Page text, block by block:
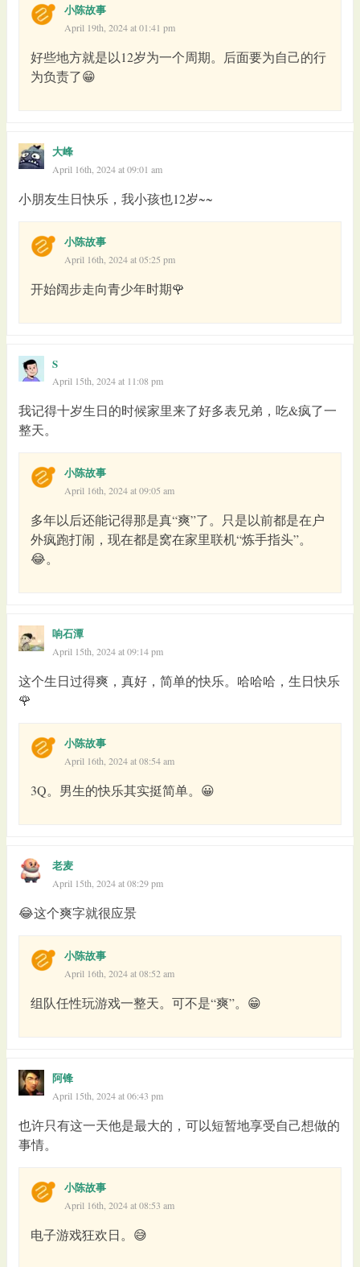
小陈故事
April 19th, 2024 at 01:41 pm
好些地方就是以12岁为一个周期。后面要为自己的行
为负责了😁
大峰
April 16th, 2024 at 09:01 am
小朋友生日快乐，我小孩也12岁~~
小陈故事
April 16th, 2024 at 05:25 pm
开始阔步走向青少年时期🌹
S
April 15th, 2024 at 11:08 pm
我记得十岁生日的时候家里来了好多表兄弟，吃&疯了一
整天。
小陈故事
April 16th, 2024 at 09:05 am
多年以后还能记得那是真“爽”了。只是以前都是在户
外疯跑打闹，现在都是窝在家里联机“炼手指头”。
😂。
响石潭
April 15th, 2024 at 09:14 pm
这个生日过得爽，真好，简单的快乐。哈哈哈，生日快乐
🌹
小陈故事
April 16th, 2024 at 08:54 am
3Q。男生的快乐其实挺简单。😀
老麦
April 15th, 2024 at 08:29 pm
😂这个爽字就很应景
小陈故事
April 16th, 2024 at 08:52 am
组队任性玩游戏一整天。可不是“爽”。😁
阿锋
April 15th, 2024 at 06:43 pm
也许只有这一天他是最大的，可以短暂地享受自己想做的
事情。
小陈故事
April 16th, 2024 at 08:53 am
电子游戏狂欢日。😅